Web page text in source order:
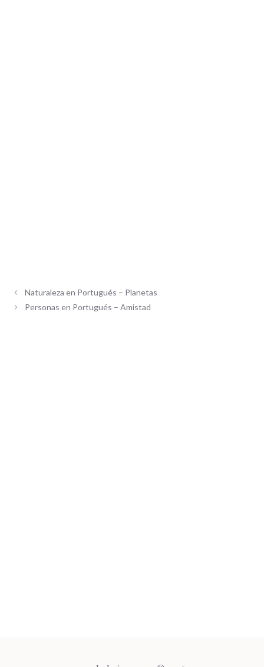
Naturaleza en Portugués – Planetas
Personas en Portugués – Amistad